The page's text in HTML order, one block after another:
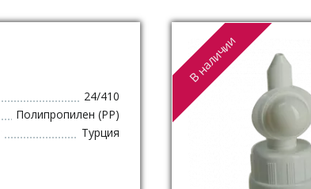
24/410
Полипропилен (PP)
Турция
В наличии